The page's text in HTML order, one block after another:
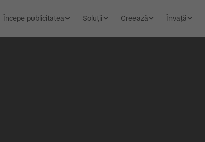
Începe publicitatea Soluții Creează Învață